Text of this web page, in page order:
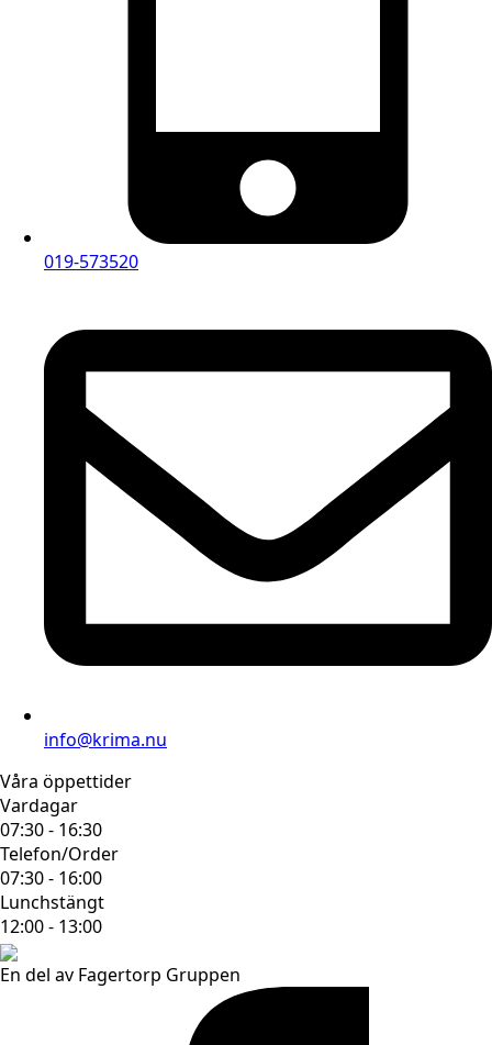
019-573520
info@krima.nu
Våra öppettider
Vardagar
07:30 - 16:30
Telefon/Order
07:30 - 16:00
Lunchstängt
12:00 - 13:00
En del av Fagertorp Gruppen